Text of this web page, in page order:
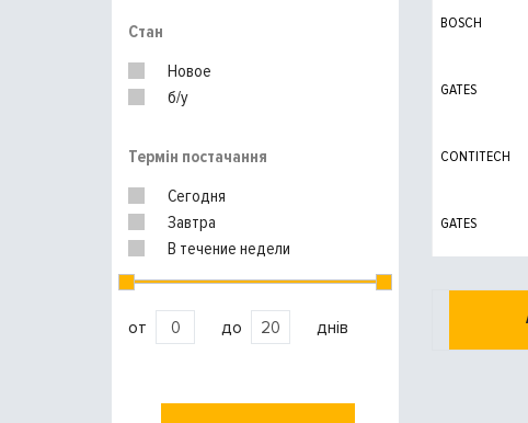
Стан
Новое
б/у
Термін постачання
Сегодня
Завтра
В течение недели
от до днів
BOSCH
GATES
CONTITECH
GATES